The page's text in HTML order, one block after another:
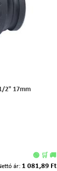
2" 17mm
🟢 🛒 🚚
ár: 1 081,89 Ft